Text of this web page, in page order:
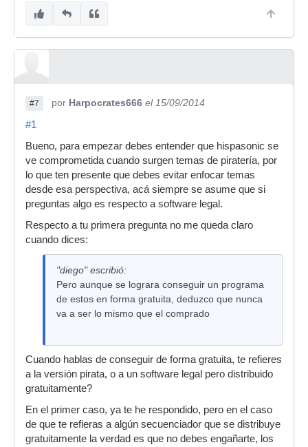
#7 por Harpocrates666 el 15/09/2014
#1
Bueno, para empezar debes entender que hispasonic se
ve comprometida cuando surgen temas de piratería, por
lo que ten presente que debes evitar enfocar temas
desde esa perspectiva, acá siempre se asume que si
preguntas algo es respecto a software legal.
Respecto a tu primera pregunta no me queda claro
cuando dices:
"diego" escribió:
Pero aunque se lograra conseguir un programa
de estos en forma gratuita, deduzco que nunca
va a ser lo mismo que el comprado
Cuando hablas de conseguir de forma gratuita, te refieres
a la versión pirata, o a un software legal pero distribuido
gratuitamente?
En el primer caso, ya te he respondido, pero en el caso
de que te refieras a algún secuenciador que se distribuye
gratuitamente la verdad es que no debes engañarte, los